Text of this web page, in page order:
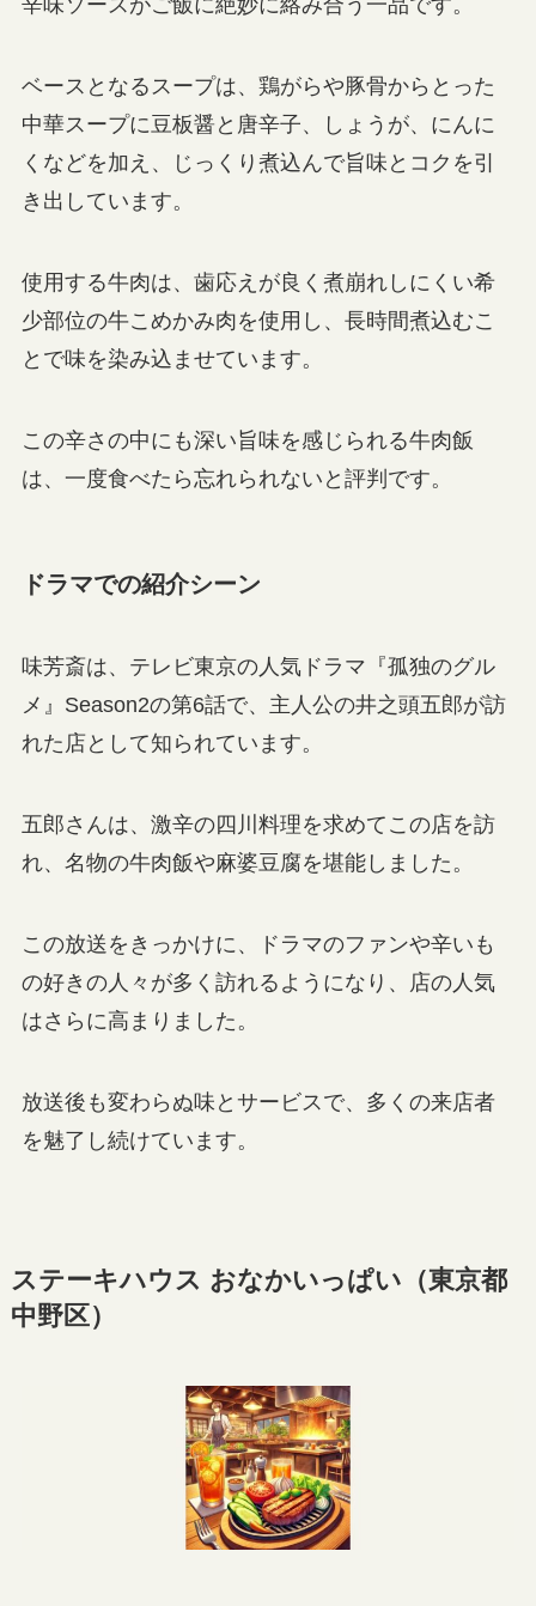
辛味ソースがご飯に絶妙に絡み合う一品です。
ベースとなるスープは、鶏がらや豚骨からとった
中華スープに豆板醤と唐辛子、しょうが、にんに
くなどを加え、じっくり煮込んで旨味とコクを引
き出しています。
使用する牛肉は、歯応えが良く煮崩れしにくい希
少部位の牛こめかみ肉を使用し、長時間煮込むこ
とで味を染み込ませています。
この辛さの中にも深い旨味を感じられる牛肉飯
は、一度食べたら忘れられないと評判です。
ドラマでの紹介シーン
味芳斎は、テレビ東京の人気ドラマ『孤独のグル
メ』Season2の第6話で、主人公の井之頭五郎が訪
れた店として知られています。
五郎さんは、激辛の四川料理を求めてこの店を訪
れ、名物の牛肉飯や麻婆豆腐を堪能しました。
この放送をきっかけに、ドラマのファンや辛いも
の好きの人々が多く訪れるようになり、店の人気
はさらに高まりました。
放送後も変わらぬ味とサービスで、多くの来店者
を魅了し続けています。
ステーキハウス おなかいっぱい（東京都
中野区）